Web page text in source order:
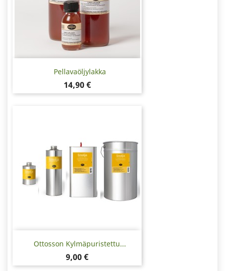
Pellavaöljylakka
Hinta
14,90 €
Ottosson Kylmäpuristettu...
Hinta
9,00 €